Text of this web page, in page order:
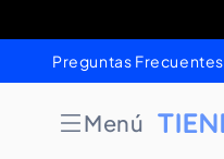
al contenido
Preguntas Frecuentes
Menú